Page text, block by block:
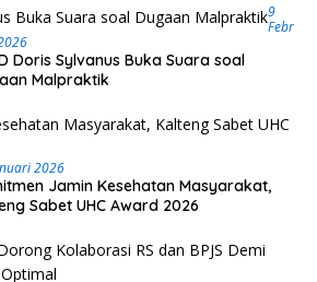
9
Febr
Doris Sylvanus Buka Suara soal
Malpraktik
2026
Jamin Kesehatan Masyarakat,
Sabet UHC Award 2026